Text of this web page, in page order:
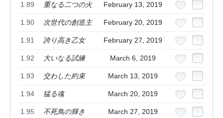
1.89 重なる二つの火 February 13, 2019
1.90 次世代の創造主 February 20, 2019
1.91 誇り高き乙女 February 27, 2019
1.92 大いなる試練 March 6, 2019
1.93 交わした約束 March 13, 2019
1.94 猛る魂 March 20, 2019
1.95 不死鳥の輝き March 27, 2019